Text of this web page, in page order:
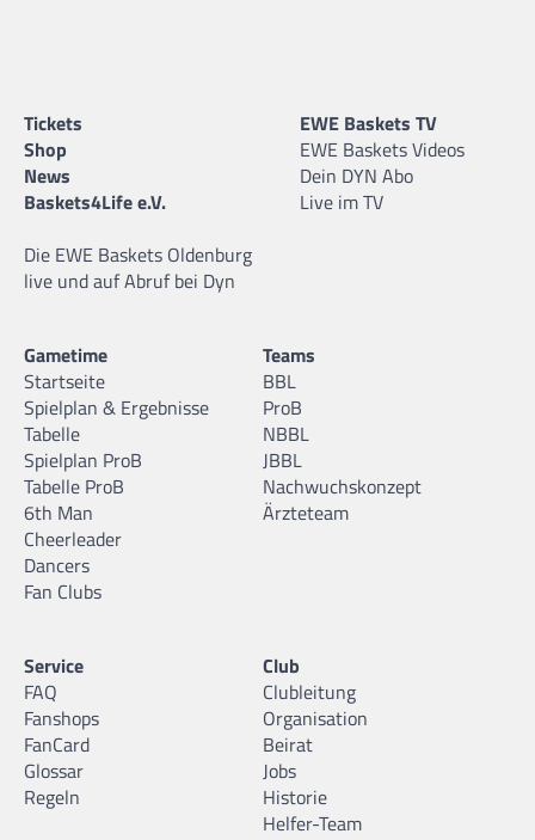
28.10.2008 | 198 cm |
16Miran Evin
18.07.2006 |
Guard |
17Johann Helwig
18
10.06.2007 |
Center |
Tickets
Shop
News
Baskets4Life e.V.
Die EWE Baskets Oldenburg
live und auf Abruf bei Dyn
EWE Baskets TV
EWE Baskets Videos
Dein DYN Abo
Live im TV
Gametime
Startseite
Spielplan & Ergebnisse
Tabelle
Spielplan ProB
Tabelle ProB
6th Man
Cheerleader
Dancers
Fan Clubs
Teams
BBL
ProB
NBBL
JBBL
Nachwuchskonzept
Ärzteteam
Service
FAQ
Fanshops
FanCard
Glossar
Regeln
Club
Clubleitung
Organisation
Beirat
Jobs
Historie
Helfer-Team